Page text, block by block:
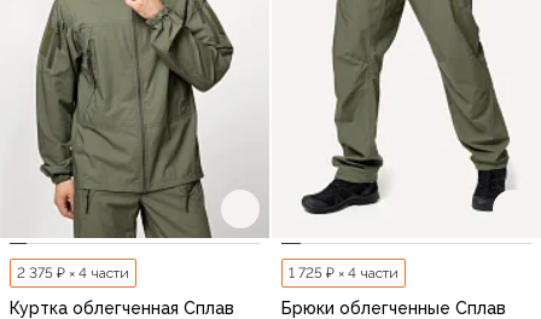
2 375 ₽ × 4 части
Куртка облегченная Сплав
1 725 ₽ × 4 части
Брюки облегченные Сплав